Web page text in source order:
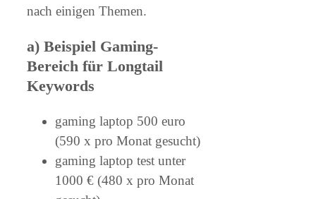
nach einigen Themen.
a) Beispiel Gaming-
Bereich für Longtail
Keywords
gaming laptop 500 euro
(590 x pro Monat gesucht)
gaming laptop test unter
1000 € (480 x pro Monat